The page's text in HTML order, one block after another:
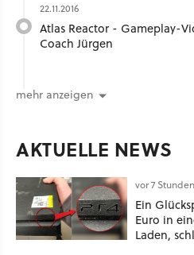
22.11.2016
Atlas Reactor - Gameplay-
Coach Jürgen
mehr anzeigen
AKTUELLE NEWS
vor 7 Stunden
Ein
Euro in
Laden,